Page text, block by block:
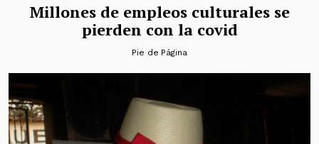
Millones de empleos culturales se
pierden con la covid
Pie de Página